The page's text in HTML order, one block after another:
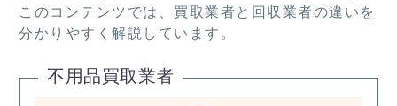
このコンテンツでは、買取業者と回収業者の違いを
分かりやすく解説しています。
不用品買取業者